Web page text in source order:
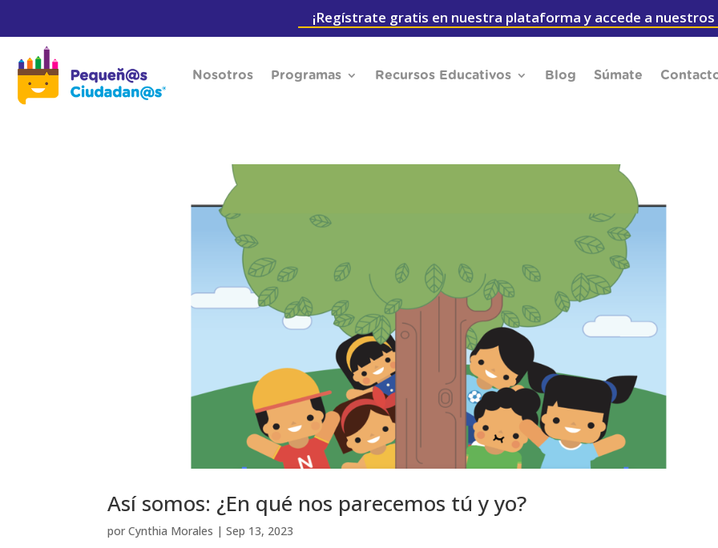
¡Regístrate gratis en nuestra plataforma y accede a nuestros
Nosotros Programas Recursos Educativos Blog Súmate
Así somos: ¿En qué nos parecemos tú y yo?
porCynthia Morales |Sep 13, 2023